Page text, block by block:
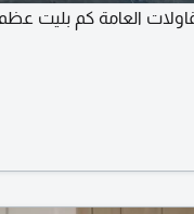
العامة كم بليت